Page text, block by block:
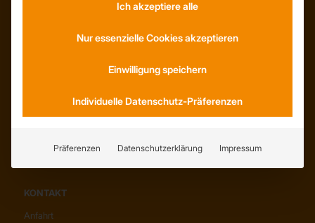
KONTAKT
Anfahrt
Ich akzeptiere alle
Nur essenzielle Cookies akzeptieren
Einwilligung speichern
Individuelle Datenschutz-Präferenzen
Präferenzen Datenschutzerklärung Impressum